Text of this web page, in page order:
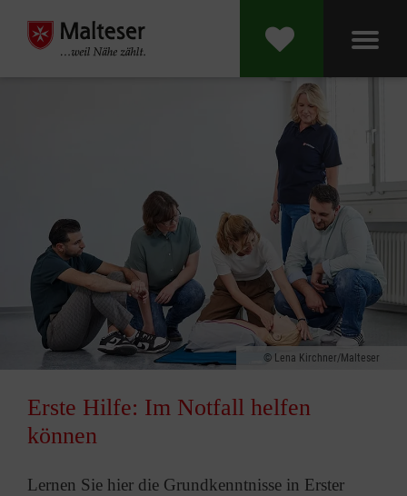
Lena Kirchner/Malteser
Erste Hilfe: Im Notfall helfen
können
Lernen Sie hier die Grundkenntnisse in Erster